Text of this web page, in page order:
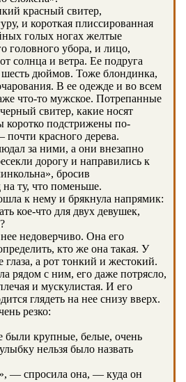
красный свитер,
и короткая плиссированная
голых ногах желтые
головного убора, и лицо,
солнца и ветра. Ее подруга
дюймов. Тоже блондинка,
В ее одежде и во всем
что-то мужское. Потрепанные
свитер, какие носят
коротко подстрижены по-
красного дерева.
за ними, а они внезапно
дорогу и направились к
бросив
на ту, что поменьше.
к нему и брякнула напрямик:
кое-что для двух девушек,
недоверчиво. Она его
кто же она такая. У
а рот тонкий и жестокий.
рядом с ним, его даже потрясло,
и мускулистая. И его
глядеть на нее снизу вверх.
резко:
были крупные, белые, очень
нельзя было назвать
— спросила она, — куда он